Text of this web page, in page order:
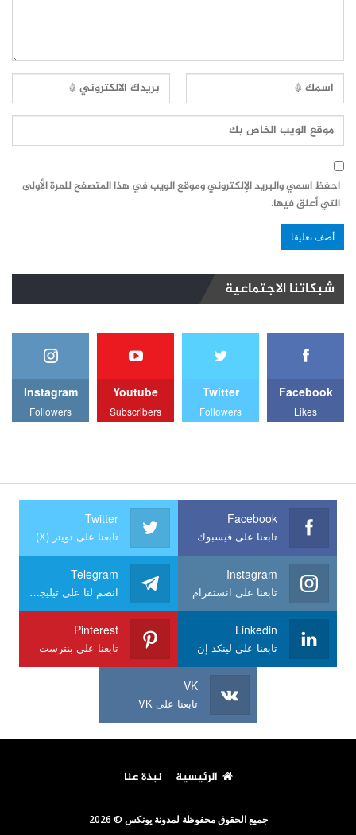
احفظ اسمي والبريد الإلكتروني وموقع الويب في هذا المتصفح للمرة الأولى
التي أعلق فيها.
شبكاتنا الاجتماعية
Facebook
Likes
Twitter
Followers
Youtube
Subscribers
Instagram
Followers
Facebook
تابعنا على فيسبوك
Twitter
تابعنا على تويتر (X)
Instagram
تابعنا على انستقرام
Telegram
انضم لنا على تيليجرام
Linkedin
تابعنا على لينكد إن
Pinterest
تابعنا على بنترست
VK
تابعنا على VK
الرئيسية نبذة عنا
جميع الحقوق محفوظة لمدونة يونكس © 2026